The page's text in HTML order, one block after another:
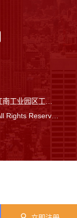
公司地址：广西壮族自治区贵港市港南区江南工业园区工业二路与南二路交汇处东南角
Copyright © 2010-2020 办公文教用品网 All Rights Reserved